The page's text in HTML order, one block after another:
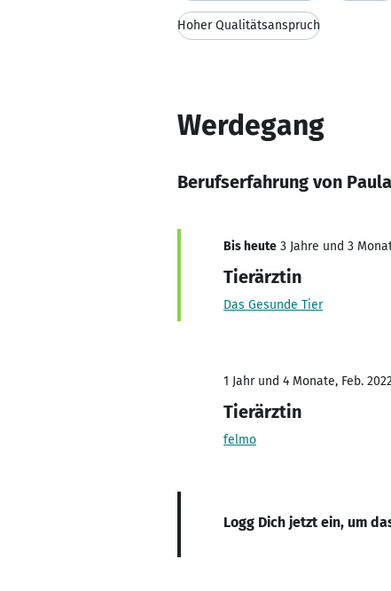
Hoher Qualitätsanspruch
Werdegang
Berufserfahrung von
Bis heute 3 Jahre und 3
Tierärztin
Das Gesunde Tier
1 Jahr und 4 Monate, Feb.
Tierärztin
felmo
Logg Dich jetzt ein, um